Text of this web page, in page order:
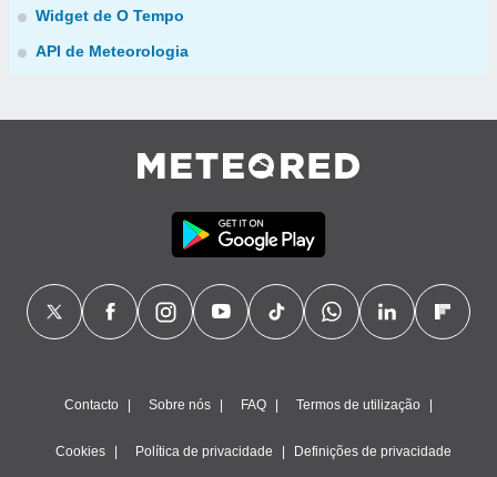
Widget de O Tempo
API de Meteorologia
Contacto Sobre nós FAQ Termos de utilização
Cookies Política de privacidade Definições de privacidade